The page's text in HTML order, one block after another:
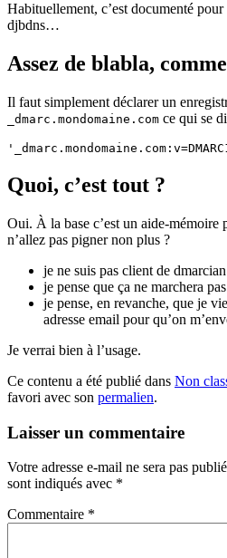
Habituellement, c’est documenté pour
djbdns…
Assez de blabla,
Il faut simplement déclarer un
_dmarc.mondomaine.com ce qui se
Quoi, c’est tout ?
Oui. À la base c’est un aide-mémoire
n’allez pas pigner non plus ?
je ne suis pas client de dmarcian
je pense que ça ne marchera
je pense, en revanche, que je
adresse email pour qu’on
Je verrai bien à l’usage.
Ce contenu a été publié dans Non
favori avec son permalien.
Laisser un commentaire
Votre adresse e-mail ne sera pas
sont indiqués avec *
Commentaire *